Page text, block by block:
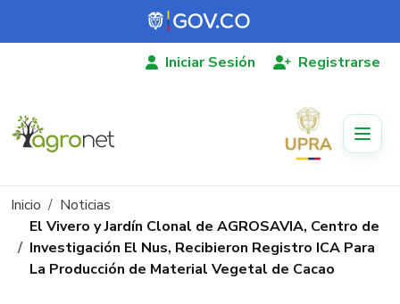
Pasar al contenido principal
Iniciar Sesión Registrarse
Ruta de navegación
Inicio
Noticias
El Vivero y Jardín Clonal de AGROSAVIA, Centro de
Investigación El Nus, Recibieron Registro ICA Para
La Producción de Material Vegetal de Cacao